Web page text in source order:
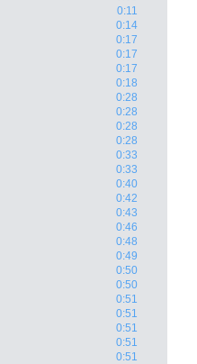
0:11
0:14
0:17
0:17
0:17
0:18
0:28
0:28
0:28
0:28
0:33
0:33
0:40
0:42
0:43
0:46
0:48
0:49
0:50
0:50
0:51
0:51
0:51
0:51
0:51